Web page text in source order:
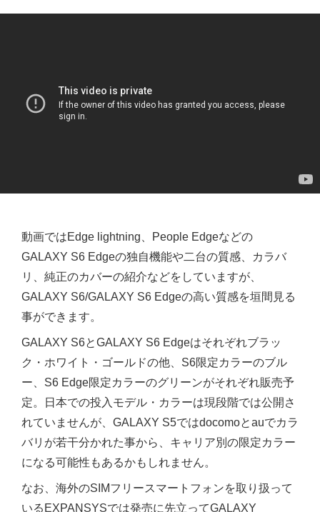
動画ではEdge lightning、People Edgeなどの
GALAXY S6 Edgeの独自機能や二台の質感、カラバ
リ、純正のカバーの紹介などをしていますが、
GALAXY S6/GALAXY S6 Edgeの高い質感を垣間見る
事ができます。
GALAXY S6とGALAXY S6 Edgeはそれぞれブラッ
ク・ホワイト・ゴールドの他、S6限定カラーのブル
ー、S6 Edge限定カラーのグリーンがそれぞれ販売予
定。日本での投入モデル・カラーは現段階では公開さ
れていませんが、GALAXY S5ではdocomoとauでカラ
バリが若干分かれた事から、キャリア別の限定カラー
になる可能性もあるかもしれません。
なお、海外のSIMフリースマートフォンを取り扱って
いるEXPANSYSでは発売に先立ってGALAXY